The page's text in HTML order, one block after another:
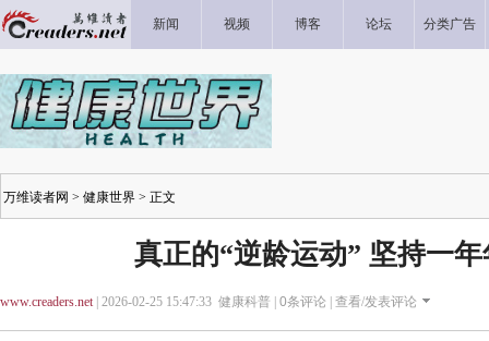
新闻 视频 博客 论坛 分类广告
万维读者网 > 健康世界 > 正文
真正的“逆龄运动” 坚持一年
www.creaders.net| 2026-02-25 15:47:33 健康科普 | 0条评论 | 查看/发表评论